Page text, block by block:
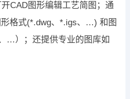
CAD图形编辑工艺简图；通
格式(*.dwg、*.igs、…) 和图
…）；还提供专业的图库如